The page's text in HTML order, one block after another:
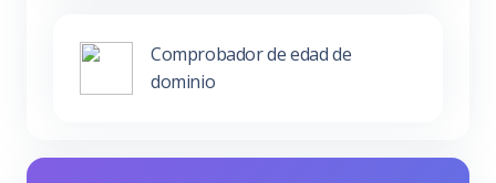
Comprobador de edad de
dominio